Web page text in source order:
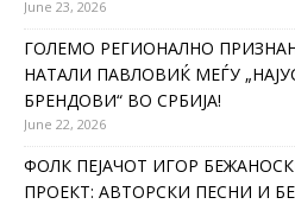
June 23, 2026
ГОЛЕМО РЕГИОНАЛНО
НАТАЛИ ПАВЛОВИЌ МЕЃУ
БРЕНДОВИ“ ВО СРБИЈА!
June 22, 2026
ФОЛК ПЕЈАЧОТ ИГОР
ПРОЕКТ: АВТОРСКИ ПЕСНИ И